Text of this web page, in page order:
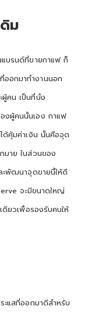
ม
บรนด์ที่ขายกาแฟ ก็
ออกมาทำงานนอก
คน เป็นที่นั่ง
งผู้คนนั้นเอง กาแฟ
ด้คุ้มค่าเงิน นั้นคือจุด
มาย ในส่วนของ
ะพัฒนาจุดขายนี้ให้ดี
จะมีขนาดใหญ่
ยวเพื่อรองรับคนให้
ะแสที่ออกมาดีสำหรับ